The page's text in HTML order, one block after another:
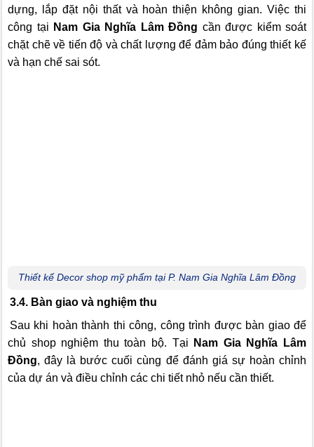
dựng, lắp đặt nội thất và hoàn thiện không gian. Việc thi
công tại Nam Gia Nghĩa Lâm Đồng cần được kiểm soát
chặt chẽ về tiến độ và chất lượng để đảm bảo đúng thiết kế
và hạn chế sai sót.
Thiết kế Decor shop mỹ phẩm tại P. Nam Gia Nghĩa Lâm Đồng
3.4. Bàn giao và nghiệm thu
Sau khi hoàn thành thi công, công trình được bàn giao để
chủ shop nghiệm thu toàn bộ. Tại
Nam Gia Nghĩa Lâm
Đồng, đây là bước cuối cùng để đánh giá sự hoàn chỉnh
của dự án và điều chỉnh các chi tiết nhỏ nếu cần thiết.